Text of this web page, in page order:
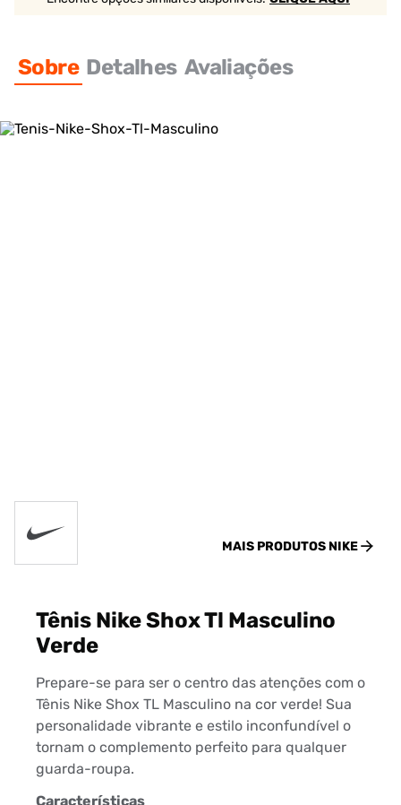
Sobre Detalhes Avaliações
MAIS PRODUTOS NIKE
Tênis Nike Shox Tl Masculino
Verde
Prepare-se para ser o centro das atenções com o
Tênis Nike Shox TL Masculino na cor verde! Sua
personalidade vibrante e estilo inconfundível o
tornam o complemento perfeito para qualquer
guarda-roupa.
Características